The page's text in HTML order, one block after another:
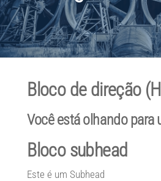
Bloco de direção
Você está olhando para
Bloco subhead
Este é um Subhead